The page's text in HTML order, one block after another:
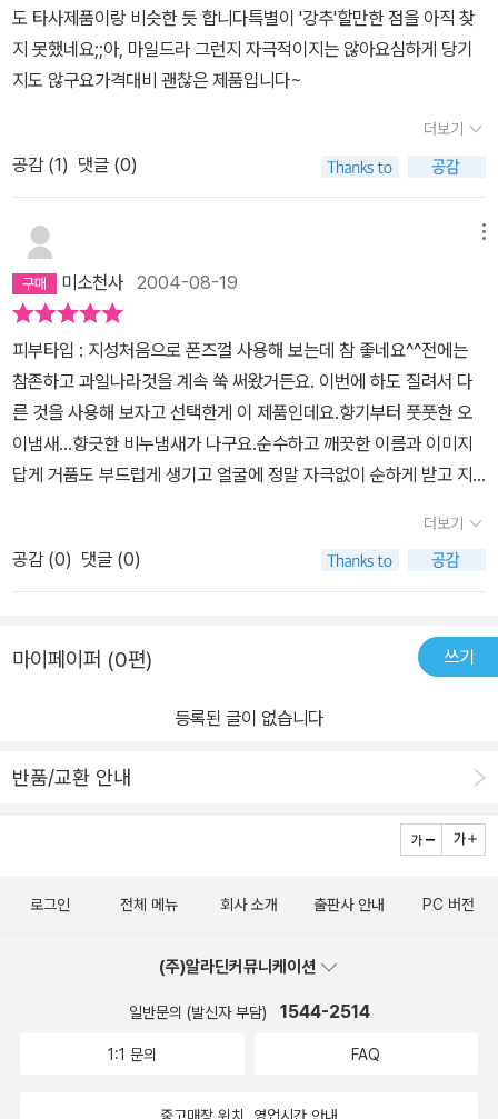
도 타사제품이랑 비슷한 듯 합니다특별이 '강추'할만한 점을 아직 찾
지 못했네요;;아, 마일드라 그런지 자극적이지는 않아요심하게 당기
지도 않구요가격대비 괜찮은 제품입니다~
더보기
공감 (1) 댓글 (0)
미소천사 2004-08-19
피부타입 : 지성처음으로 폰즈껄 사용해 보는데 참 좋네요^^전에는
참존하고 과일나라것을 계속 쑥 써왔거든요. 이번에 하도 질려서 다
른 것을 사용해 보자고 선택한게 이 제품인데요.향기부터 풋풋한 오
이냄새...향긋한 비누냄새가 나구요.순수하고 깨끗한 이름과 이미지
답게 거품도 부드럽게 생기고 얼굴에 정말 자극없이 순하게 받고 지
빼는 폼클을 싫어하는데 씻고 나서 얼굴이 정돈되는 느낌이라고 나
할까...얼굴이 부드러워 지는 것도 참 맘에 들어요.양도 전에 쓰던 과
일나라에 비해서는 적지만 한손에 꽉 잡힐 정도로 넉넉한 양이어서
용하시면 참 좋을 것 같아요.허브추출물이 들어있어서 세수할때 마다
졌어요^^가격도 저렴하고 한번쯤 써보시면 정말 반하실 것 같네요.
더보기
공감 (0) 댓글 (0)
마이페이퍼 (0편) 쓰기
등록된 글이 없습니다
반품/교환 안내
로그인 전체 메뉴 회사 소개 출판사 안내 PC 버전
(주)알라딘커뮤니케이션
일반문의 (발신자 부담) 1544-2514
1:1 문의 FAQ
중고매장 위치, 영업시간 안내